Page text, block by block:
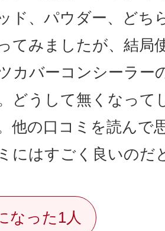
ド、パウダー、どち
てみましたが、結局
カバーコンシーラー
どうして無くなって
他の口コミを読んで
にはすごく良いのだ
なった 1人